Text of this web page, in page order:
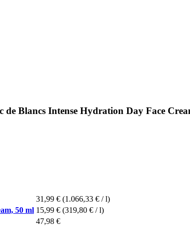
Blancs Intense Hydration Day Face
31,99 € (1.066,33 € / l)
50 ml 15,99 € (319,80 € / l)
47,98 €